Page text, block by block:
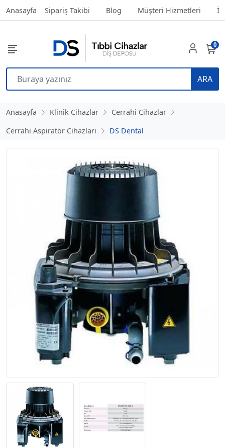
Anasayfa Sipariş Takibi Blog Müşteri Hizmetleri
ARA
0
Anasayfa Klinik Cihazlar
Cerrahi Cihazlar
Cerrahi Aspiratör Cihazları
DS Dental